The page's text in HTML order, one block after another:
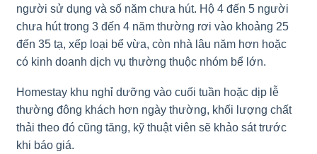
người sử dụng và số năm chưa hút. Hộ 4 đến 5 người
chưa hút trong 3 đến 4 năm thường rơi vào khoảng 25
đến 35 tạ, xếp loại bể vừa, còn nhà lâu năm hơn hoặc
có kinh doanh dịch vụ thường thuộc nhóm bể lớn.
Homestay khu nghỉ dưỡng vào cuối tuần hoặc dịp lễ
thường đông khách hơn ngày thường, khối lượng chất
thải theo đó cũng tăng, kỹ thuật viên sẽ khảo sát trước
khi báo giá.